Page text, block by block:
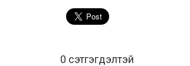
0 cэтгэгдэлтэй